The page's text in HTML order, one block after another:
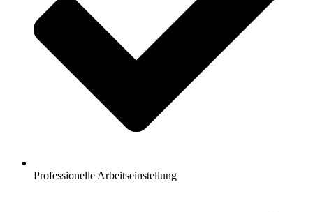
Professionelle Arbeitseinstellung